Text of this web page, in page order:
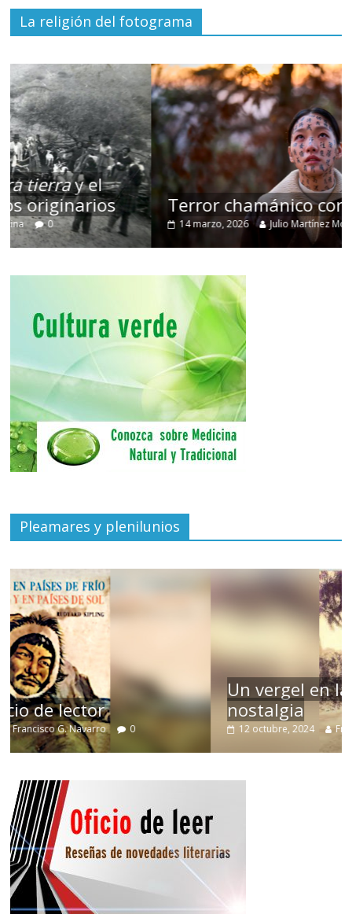
La religión del fotograma
Terror chamánico coreano
14 marzo, 2026 Julio Martínez Molina 0
Pleamares y plenilunios
Un vergel en las nieblas de la
nostalgia
12 octubre, 2024 Francisco G. Navarro 0